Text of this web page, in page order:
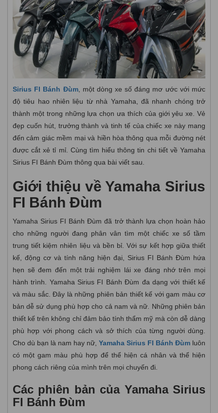
Sirius FI Bánh Đùm, một dòng xe số đáng mơ ước với mức
độ tiêu hao nhiên liệu từ nhà Yamaha, đã nhanh chóng trở
thành một trong những lựa chọn ưa thích của giới yêu xe. Vẻ
đẹp cuốn hút, trưởng thành và tinh tế của chiếc xe này mang
đến cảm giác mềm mại và hiền hòa thông qua mỗi đường nét
được cắt xẻ tỉ mỉ. Cùng tìm hiểu thông tin chi tiết về Yamaha
Sirius FI Bánh Đùm thông qua bài viết sau.
Giới thiệu về Yamaha Sirius
FI Bánh Đùm
Yamaha Sirius FI Bánh Đùm đã trở thành lựa chọn hoàn hảo
cho những người đang phân vân tìm một chiếc xe số tầm
trung tiết kiệm nhiên liệu và bền bỉ. Với sự kết hợp giữa thiết
kế, động cơ và tính năng hiện đại, Sirius FI Bánh Đùm hứa
hẹn sẽ đem đến một trải nghiệm lái xe đáng nhớ trên mọi
hành trình. Yamaha Sirius FI Bánh Đùm đa dạng với thiết kế
và màu sắc. Đây là những phiên bản thiết kế với gam màu cơ
bản dễ sử dụng phù hợp cho cả nam và nữ.
Những phiên bản
thiết kế trên không chỉ đảm bảo tính thẩm mỹ mà còn dễ dàng
phù hợp với phong cách và sở thích của từng người dùng.
Cho dù bạn là nam hay nữ, Yamaha Sirius FI Bánh Đùm luôn
có một gam màu phù hợp để thể hiện cá nhân và thể hiện
phong cách riêng của mình trên mọi chuyến đi.
Các phiên bản của Yamaha Sirius
FI Bánh Đùm